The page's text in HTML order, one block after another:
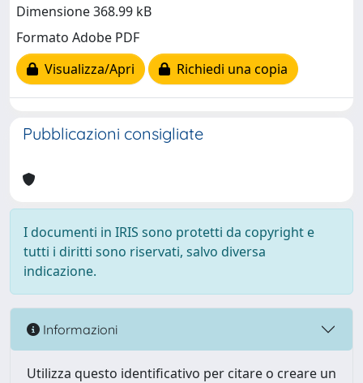
Dimensione 368.99 kB
Formato Adobe PDF
Visualizza/Apri
Richiedi una copia
Pubblicazioni consigliate
I documenti in IRIS sono protetti da copyright e
tutti i diritti sono riservati, salvo diversa
indicazione.
Informazioni
Utilizza questo identificativo per citare o creare un